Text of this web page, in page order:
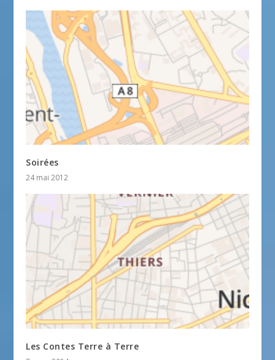
Soirées
24 mai 2012
Les Contes Terre à Terre